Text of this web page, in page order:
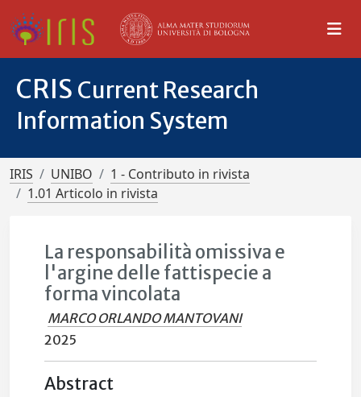
CRIS Current Research
Information System
IRIS UNIBO
1 - Contributo in rivista
1.01 Articolo in rivista
La responsabilità omissiva e
l'argine delle fattispecie a
forma vincolata
MARCO ORLANDO MANTOVANI
2025
Abstract